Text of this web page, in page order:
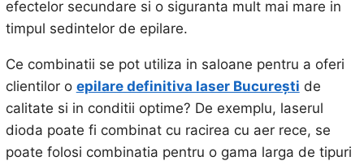
efectelor secundare si o siguranta mult mai mare in
timpul sedintelor de epilare.
Ce combinatii se pot utiliza in saloane pentru a oferi
clientilor o epilare definitiva laser Bucureşti de
calitate si in conditii optime? De exemplu, laserul
dioda poate fi combinat cu racirea cu aer rece, se
poate folosi combinatia pentru o gama larga de tipuri